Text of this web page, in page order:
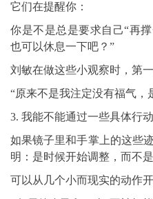
它们在提醒你：
你是不是总是要求自己“再
也可以休息一下吧？”
刘敏在做这些小观察时，第
“原来不是我注定没有福气，
3. 我能不能通过一些具体行
如果镜子里和手掌上的这些
明：是时候开始调整，而不是
可以从几个小而现实的动作开